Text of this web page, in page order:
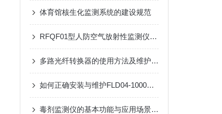
体育馆核生化监测系统的建设规范
RFQF01型人防空气放射性监测仪的工作原理与技术分析
多路光纤转换器的使用方法及维护方法
如何正确安装与维护FLD04-1000型过滤吸收器
毒剂监测仪的基本功能与应用场景说明